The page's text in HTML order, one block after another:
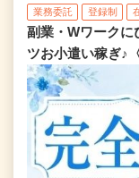
業務委託 登録制
副業・Wワークに
ツお小遣い稼ぎ♪